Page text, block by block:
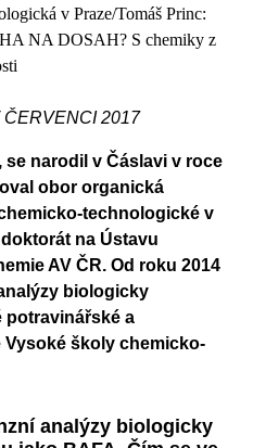
v Praze/Tomáš Princ:
NA DOSAH? S chemiky z
2017
se narodil v Čáslavi v roce
obor organická
technologické v
na Ústavu
AV ČR. Od roku 2014
biologicky
potravinářské a
školy chemicko-
analýzy biologicky